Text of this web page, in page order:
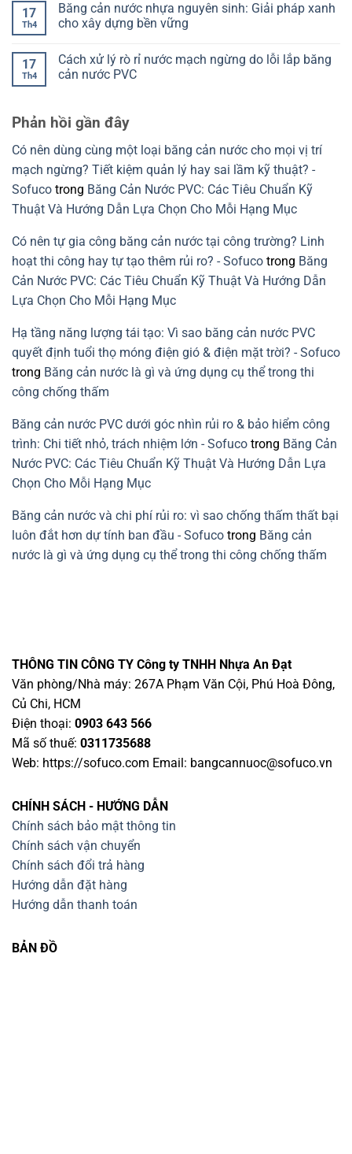
đọc
để
chọn
đúng
theo
mạch
khe
co
giãn
cản
nước
theo
Đọc
đúng
để
bình
luận
ở
khi
chọn
băng
chi
cấu
tránh
17
Th4
Băng cản nước nhựa nguyên sinh: Giải pháp xanh
cho xây dựng bền vững
bình
luận
ở
nhựa
nguyên
Giải
xanh
xây
dựng
bền
17
Th4
Cách xử lý rò rỉ nước mạch ngừng do lỗi lắp băng
cản nước PVC
luận
xử
rò
nước
mạch
ngừng
lắp
băng
cản
nước
PVC
Phản hồi gần đây
Có nên dùng cùng một loại băng cản nước cho mọi vị trí
mạch ngừng? Tiết kiệm quản lý hay sai lầm kỹ thuật? -
Sofuco trong Băng Cản Nước PVC: Các Tiêu Chuẩn Kỹ
Thuật Và Hướng Dẫn Lựa Chọn Cho Mỗi Hạng Mục
Có nên tự gia công băng cản nước tại công trường? Linh
hoạt thi công hay tự tạo thêm rủi ro? - Sofuco trong Băng
Cản Nước PVC: Các Tiêu Chuẩn Kỹ Thuật Và Hướng Dẫn
Lựa Chọn Cho Mỗi Hạng Mục
Hạ tầng năng lượng tái tạo: Vì sao băng cản nước PVC
quyết định tuổi thọ móng điện gió & điện mặt trời? - Sofuco
trong Băng cản nước là gì và ứng dụng cụ thể trong thi
công chống thấm
Băng cản nước PVC dưới góc nhìn rủi ro & bảo hiểm công
trình: Chi tiết nhỏ, trách nhiệm lớn - Sofuco trong Băng Cản
Nước PVC: Các Tiêu Chuẩn Kỹ Thuật Và Hướng Dẫn Lựa
Chọn Cho Mỗi Hạng Mục
Băng cản nước và chi phí rủi ro: vì sao chống thấm thất bại
luôn đắt hơn dự tính ban đầu - Sofuco trong Băng cản
nước là gì và ứng dụng cụ thể trong thi công chống thấm
THÔNG TIN CÔNG TY Công ty TNHH Nhựa An Đạt
Văn phòng/Nhà máy: 267A Phạm Văn Cội, Phú Hoà Đông,
Củ Chi, HCM
Điện thoại: 0903 643 566
Mã số thuế: 0311735688
Web: https://sofuco.com Email: bangcannuoc@sofuco.vn
CHÍNH SÁCH - HƯỚNG DẪN
Chính sách bảo mật thông tin
Chính sách vận chuyển
Chính sách đổi trả hàng
Hướng dẫn đặt hàng
Hướng dẫn thanh toán
BẢN ĐỒ